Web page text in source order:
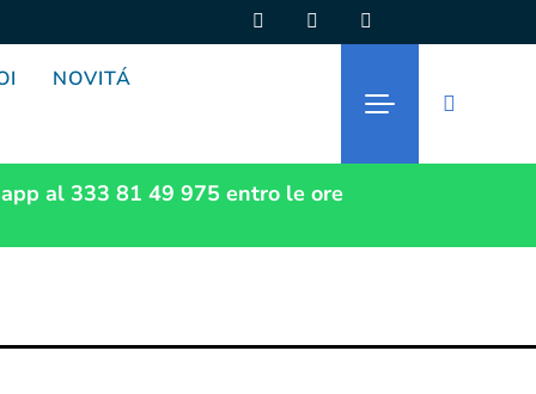
NOVITÁ
al 333 81 49 975 entro le ore